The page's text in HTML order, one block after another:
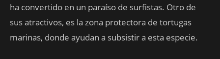
ha convertido en un paraíso de surfistas. Otro de
sus atractivos, es la zona protectora de tortugas
marinas, donde ayudan a subsistir a esta especie.